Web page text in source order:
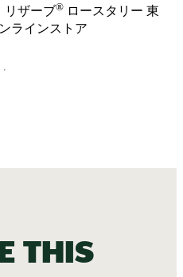
リザーブ® ロースタリー 東
ラインストア
this